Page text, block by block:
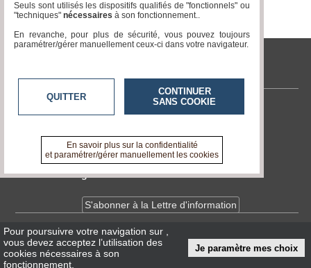
tvlocale.fr
Contactez-nous
A propos de tvlocale.fr
Devenir délégué
S'abonner à la Lettre d'information
InfosCNIL/RGPD
Conditions Générales d'Utilisation
Pour poursuivre votre navigation sur
vous devez acceptez l’utilisation des
cookies nécessaires à son
fonctionnement.
Je paramètre mes choix
Seuls sont utilisés les dispositifs qualifiés de "fonctionnels" ou
"techniques" nécessaires à son fonctionnement..
En revanche, pour plus de sécurité, vous pouvez toujours
paramétrer/gérer manuellement ceux-ci dans votre navigateur.
QUITTER
CONTINUER
SANS COOKIE
En savoir plus sur la confidentialité
et paramétrer/gérer manuellement les cookies